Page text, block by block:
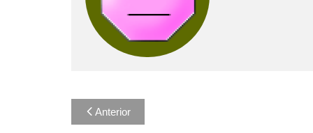
Navegação
de
Anterior